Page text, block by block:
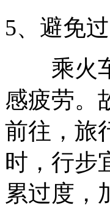
5、避免
乘火车
感疲劳。
前往，旅
时，行步
累过度，